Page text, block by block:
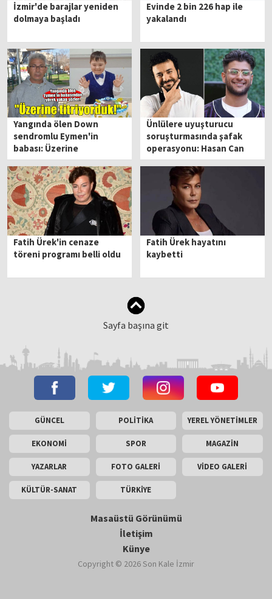
İzmir'de barajlar yeniden
dolmaya başladı
Evinde 2 bin 226 hap ile
yakalandı
Yangında ölen Down
sendromlu Eymen'in
babası: Üzerine
titriyorduk
Ünlülere uyuşturucu
soruşturmasında şafak
operasyonu: Hasan Can
Kaya ve Reynmen
gözaltında
Fatih Ürek'in cenaze
töreni programı belli oldu
Fatih Ürek hayatını
kaybetti
Sayfa başına git
GÜNCEL POLİTİKA YEREL YÖNETİMLER
EKONOMİ SPOR MAGAZİN
YAZARLAR FOTO GALERİ VİDEO GALERİ
KÜLTÜR-SANAT TÜRKİYE
Masaüstü Görünümü
İletişim
Künye
Copyright © 2026 Son Kale İzmir